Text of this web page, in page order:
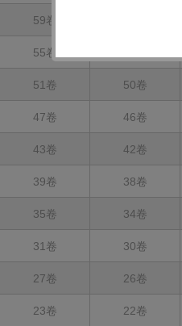
59卷
55卷
51卷 50卷
47卷 46卷
43卷 42卷
39卷 38卷
35卷 34卷
31卷 30卷
27卷 26卷
23卷 22卷